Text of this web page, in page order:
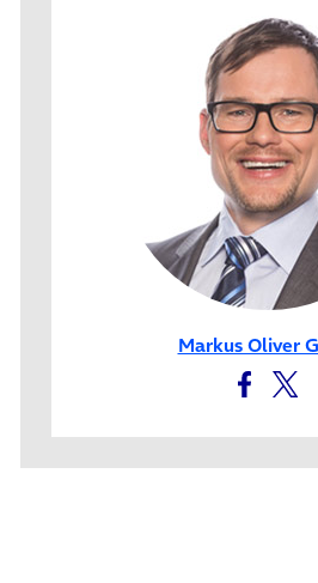
Markus Oliver